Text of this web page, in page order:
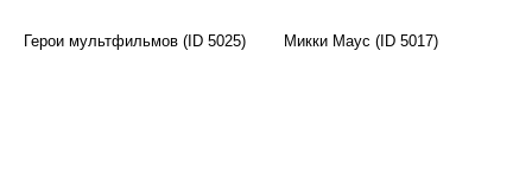
Герои мультфильмов (ID 5025) Микки Маус (ID 5017)